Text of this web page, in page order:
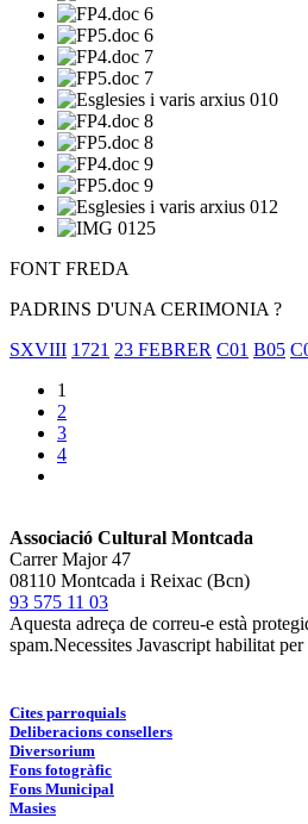
FONT FREDA
PADRINS D'UNA CERIMONIA ?
SXVIII 1721 23 FEBRER C01 B05
1
2
3
4
Associació Cultural Montcada
Carrer Major 47
08110 Montcada i Reixac (Bcn)
93 575 11 03
Aquesta adreça de correu-e està
spam.Necessites Javascript habilitat
Cites parroquials
Deliberacions consellers
Diversorium
Fons fotogràfic
Fons Municipal
Masies